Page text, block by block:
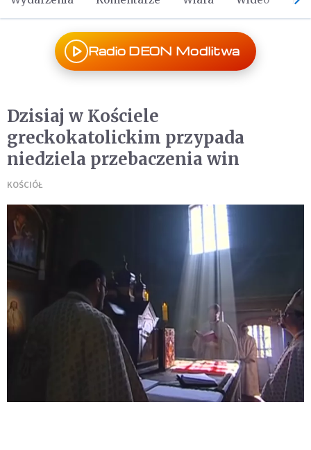
Radio DEON Modlitwa
Dzisiaj w Kościele
greckokatolickim przypada
niedziela przebaczenia win
KOŚCIÓŁ